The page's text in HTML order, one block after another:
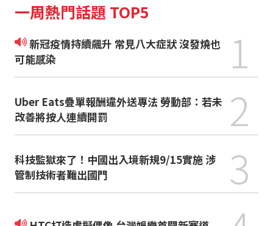
一周熱門話題 TOP5
新冠疫情持續飆升 常見八大症狀 沒發燒也
可能感染
1
Uber Eats疊單報酬違外送專法 勞動部：若未
改善將按人連續開罰
2
科技監獄來了！中國出入境新規9/15實施 涉
管制技術者難出國門
3